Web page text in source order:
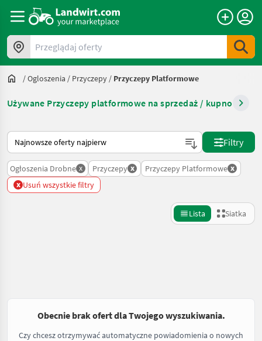
Przeglądaj oferty
/Ogloszenia / Przyczepy / Przyczepy Platformowe
Używane Przyczepy platformowe na sprzedaż / kupno
Tak sortuje się na Landwirt.com
Filtry
Ogłoszenia Drobne x Przyczepy x Przyczepy Platformowe x
x Usuń wszystkie filtry
Lista Siatka
Obecnie brak ofert dla Twojego wyszukiwania.
Czy chcesz otrzymywać automatyczne powiadomienia o nowych